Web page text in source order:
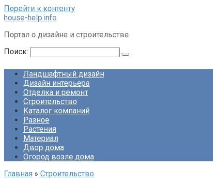
Перейти к контенту
house-help.info
Портал о дизайне и строительстве
Поиск:
Ландшафтный дизайн
Дизайн интерьера
Отделка и ремонт
Строительство
Каталог компаний
Разное
Растения
Материал
Двор дома
Огород возле дома
Главная » Строительство